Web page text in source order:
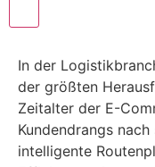
In der
der größten
Zeitalter der E-
Kundendrangs
intelligente